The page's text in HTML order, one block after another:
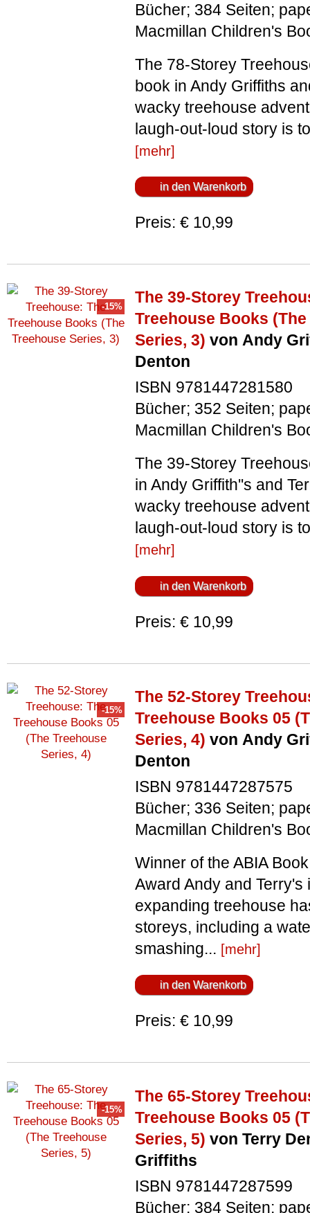
Bücher; 384 Seiten;
Macmillan Children's
The 78-Storey
book in Andy Griffiths
wacky treehouse
laugh-out-loud story is
[mehr]
Preis: € 10,99
The 39-Storey
Treehouse Books
Series, 3) von Andy
Denton
ISBN 9781447281580
Bücher; 352 Seiten;
Macmillan Children's
The 39-Storey
in Andy Griffith''s and
wacky treehouse
laugh-out-loud story is
[mehr]
Preis: € 10,99
The 52-Storey
Treehouse Books 05
Series, 4) von Andy
Denton
ISBN 9781447287575
Bücher; 336 Seiten;
Macmillan Children's
Winner of the ABIA
Award Andy and
expanding treehouse
storeys, including a
smashing... [mehr]
Preis: € 10,99
The 65-Storey
Treehouse Books 05
Series, 5) von Terry
Griffiths
ISBN 9781447287599
Bücher; 384 Seiten;